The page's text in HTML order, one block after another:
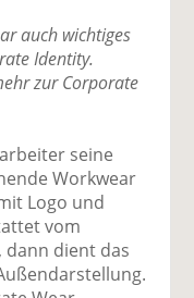
auch wichtiges
Identity.
zur Corporate
seine
Workwear
Logo und
vom
dient das